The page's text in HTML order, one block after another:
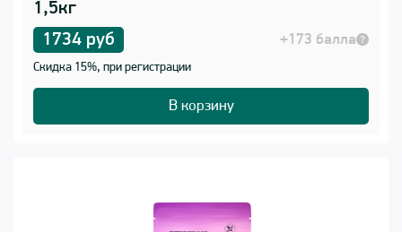
1,5кг
1734 руб
+173 балла
Скидка 15%, при регистрации
В корзину